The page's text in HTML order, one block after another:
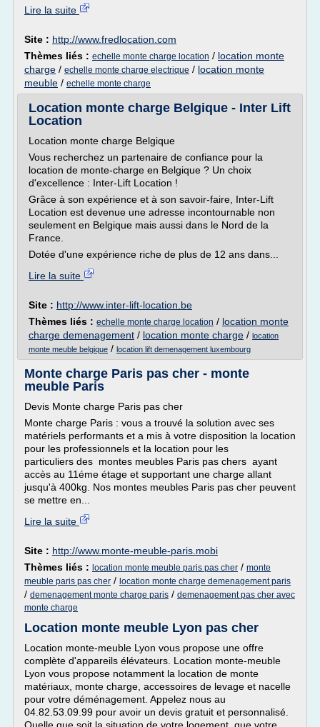
Lire la suite
Site : http://www.fredlocation.com
Thèmes liés : echelle monte charge location / location monte
charge / echelle monte charge electrique / location monte
meuble / echelle monte charge
Location monte charge Belgique - Inter Lift
Location
Location monte charge Belgique
Vous recherchez un partenaire de confiance pour la
location de monte-charge en Belgique ? Un choix
d'excellence : Inter-Lift Location !
Grâce à son expérience et à son savoir-faire, Inter-Lift
Location est devenue une adresse incontournable non
seulement en Belgique mais aussi dans le Nord de la
France.
Dotée d'une expérience riche de plus de 12 ans dans...
Lire la suite
Site : http://www.inter-lift-location.be
Thèmes liés : echelle monte charge location / location monte
charge demenagement / location monte charge / location
monte meuble belgique / location lift demenagement luxembourg
Monte charge Paris pas cher - monte
meuble Paris
Devis Monte charge Paris pas cher
Monte charge Paris : vous a trouvé la solution avec ses
matériels performants et a mis à votre disposition la location
pour les professionnels et la location pour les
particuliers des montes meubles Paris pas chers ayant
accès au 11éme étage et supportant une charge allant
jusqu'à 400kg. Nos montes meubles Paris pas cher peuvent
se mettre en...
Lire la suite
Site : http://www.monte-meuble-paris.mobi
Thèmes liés : location monte meuble paris pas cher / monte
meuble paris pas cher / location monte charge demenagement paris
/ demenagement monte charge paris / demenagement pas cher avec
monte charge
Location monte meuble Lyon pas cher
Location monte-meuble Lyon vous propose une offre
complète d'appareils élévateurs. Location monte-meuble
Lyon vous propose notamment la location de monte
matériaux, monte charge, accessoires de levage et nacelle
pour votre déménagement. Appelez nous au
04.82.53.09.99 pour avoir un devis gratuit et personnalisé.